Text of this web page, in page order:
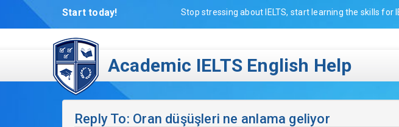
Start today! Stop stressing about IELTS, start learning the skills for
Academic IELTS English Help
Reply To: Oran düşüşleri ne anlama geliyor